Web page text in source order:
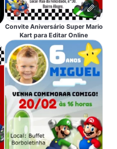
Convite Aniversário Super Mario
Kart para Editar Online